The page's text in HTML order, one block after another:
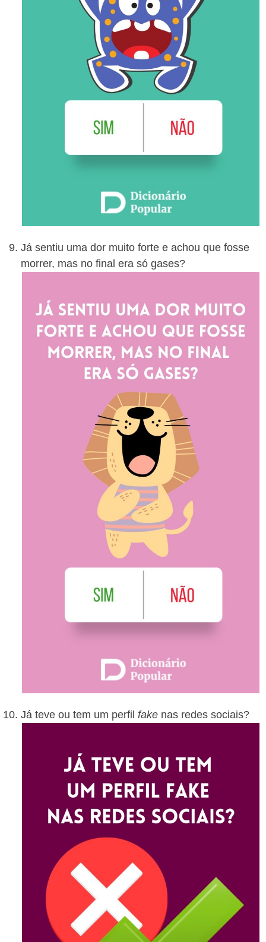
Já sentiu uma dor muito forte e achou que fosse
morrer, mas no final era só gases?
Já teve ou tem um perfil fake nas redes sociais?